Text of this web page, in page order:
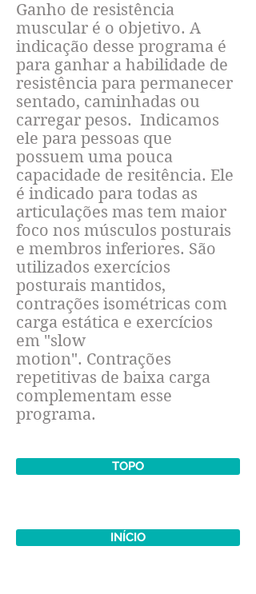
Ganho de resistência
muscular é o objetivo. A
indicação desse programa é
para ganhar a habilidade de
resistência para permanecer
sentado, caminhadas ou
carregar pesos. Indicamos
ele para pessoas que
possuem uma pouca
capacidade de resitência. Ele
é indicado para todas as
articulações mas tem maior
foco nos músculos posturais
e membros inferiores. São
utilizados exercícios
posturais mantidos,
contrações isométricas com
carga estática e exercícios
em "slow
motion". Contrações
repetitivas de baixa carga
complementam esse
programa.
TOPO
INÍCIO